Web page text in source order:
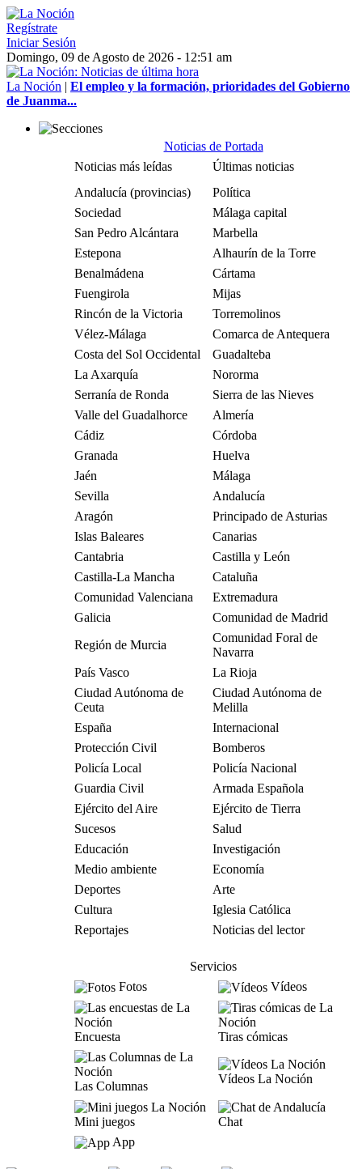
Regístrate
Iniciar Sesión
Domingo, 09 de Agosto de 2026 - 12:51 am
La Noción | El empleo y la formación, prioridades del Gobierno
de Juanma...
Noticias de Portada
Noticias más leídas
Últimas noticias
Andalucía (provincias)
Política
Sociedad
Málaga capital
San Pedro Alcántara
Marbella
Estepona
Alhaurín de la Torre
Benalmádena
Cártama
Fuengirola
Mijas
Rincón de la Victoria
Torremolinos
Vélez-Málaga
Comarca de Antequera
Costa del Sol Occidental
Guadalteba
La Axarquía
Nororma
Serranía de Ronda
Sierra de las Nieves
Valle del Guadalhorce
Almería
Cádiz
Córdoba
Granada
Huelva
Jaén
Málaga
Sevilla
Andalucía
Aragón
Principado de Asturias
Islas Baleares
Canarias
Cantabria
Castilla y León
Castilla-La Mancha
Cataluña
Comunidad Valenciana
Extremadura
Galicia
Comunidad de Madrid
Región de Murcia
Comunidad Foral de
Navarra
País Vasco
La Rioja
Ciudad Autónoma de
Ceuta
Ciudad Autónoma de
Melilla
España
Internacional
Protección Civil
Bomberos
Policía Local
Policía Nacional
Guardia Civil
Armada Española
Ejército del Aire
Ejército de Tierra
Sucesos
Salud
Educación
Investigación
Medio ambiente
Economía
Deportes
Arte
Cultura
Iglesia Católica
Reportajes
Noticias del lector
Servicios
Fotos
Vídeos
Encuesta Tiras cómicas
Las Columnas
Vídeos La Noción
Mini juegos
Chat
App